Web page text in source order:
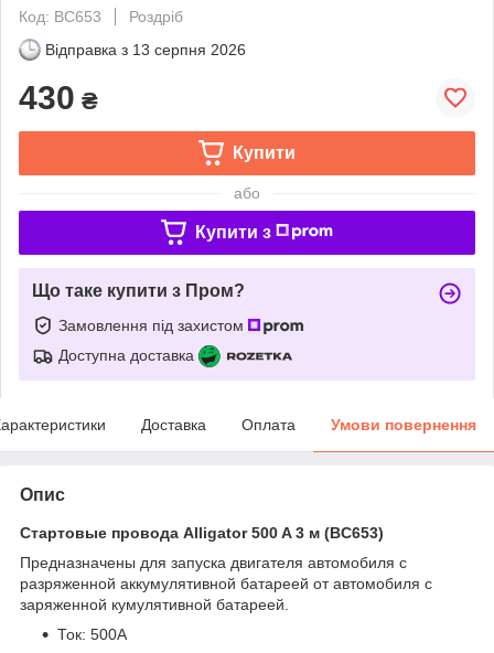
Код: BC653
Роздріб
Відправка з 13 серпня 2026
430 ₴
Купити
або
Купити з
Що таке купити з Пром?
Замовлення під захистом
Доступна доставка
Доставка Оплата Умови повернення
Опис
Стартовые провода Alligator 500 A 3 м (BC653)
Предназначены для запуска двигателя автомобиля с
разряженной аккумулятивной батареей от автомобиля с
заряженной кумулятивной батареей.
Ток: 500А